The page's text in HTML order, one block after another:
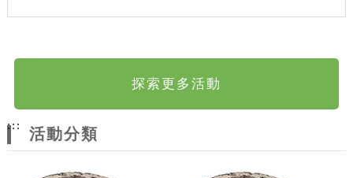
探索更多活動
:::
活動分類